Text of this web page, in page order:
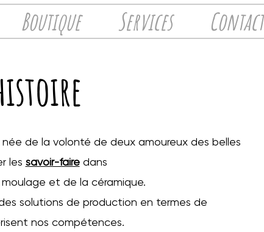
Boutique Services Contact
de la volonté de deux amoureux des belles
les savoir-fairedans
et de la céramique.
solutions de production en termes de
nos compétences.